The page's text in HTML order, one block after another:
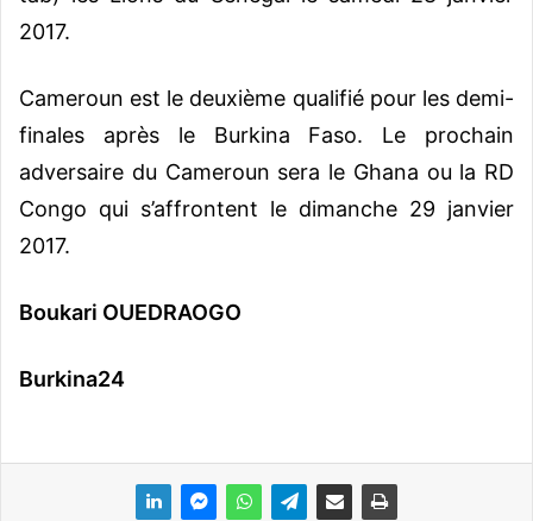
2017.
Cameroun est le deuxième qualifié pour les demi-
finales après le Burkina Faso. Le prochain
adversaire du Cameroun sera le Ghana ou la RD
Congo qui s’affrontent le dimanche 29 janvier
2017.
Boukari OUEDRAOGO
Burkina24